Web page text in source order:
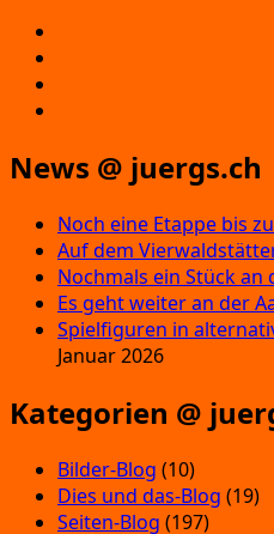
News @ juergs.ch
Noch eine Etappe bis
Auf dem
Nochmals ein Stück an
Es geht weiter an der
Spielfiguren in
Januar 2026
Kategorien @
Bilder-Blog (10)
Dies und das-Blog (19)
Seiten-Blog (197)